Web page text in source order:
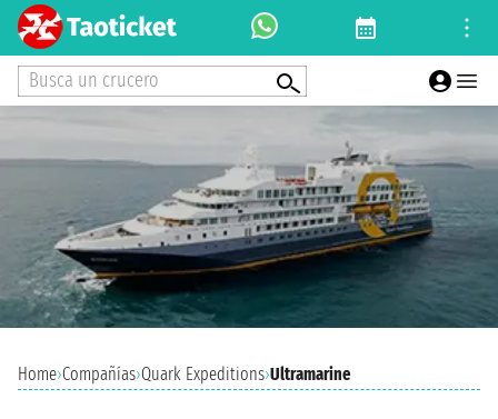
Busca un crucero
Home›Compañías›Quark Expeditions›Ultramarine